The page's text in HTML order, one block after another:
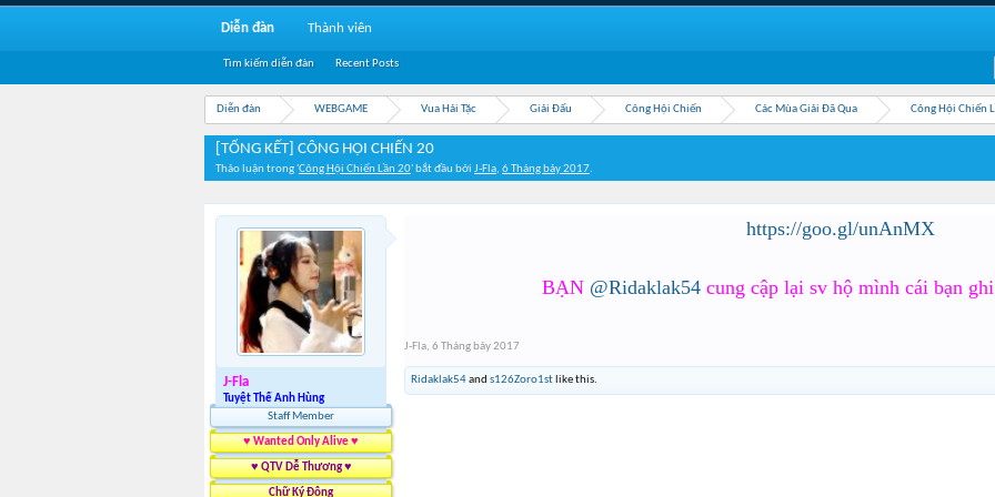
Diễn đàn WEBGAME Vua Hải Tặc Giải Đấu Công Hội Chiến Các Mùa Giải Đã Qua Công Hội Chiến
[TỔNG KẾT] CÔNG HỘI CHIẾN 20
Thảo luận trong 'Công Hội Chiến Lần 20' bắt đầu bởi J-Fla, 6 Tháng bảy 2017.
J-Fla
Tuyệt Thế Anh Hùng
Staff Member
♥ Wanted Only Alive ♥
♥ QTV Dễ Thương ♥
Chữ Ký Động
https://goo.gl/unAnMX
BẠN @Ridaklak54cung cập lại sv hộ mình cái bạn
J-Fla, 6 Tháng bảy 2017
Ridaklak54and s126Zoro1st like this.
Diễn đàn
Tìm kiếm diễn đàn Recent Posts
Thành viên